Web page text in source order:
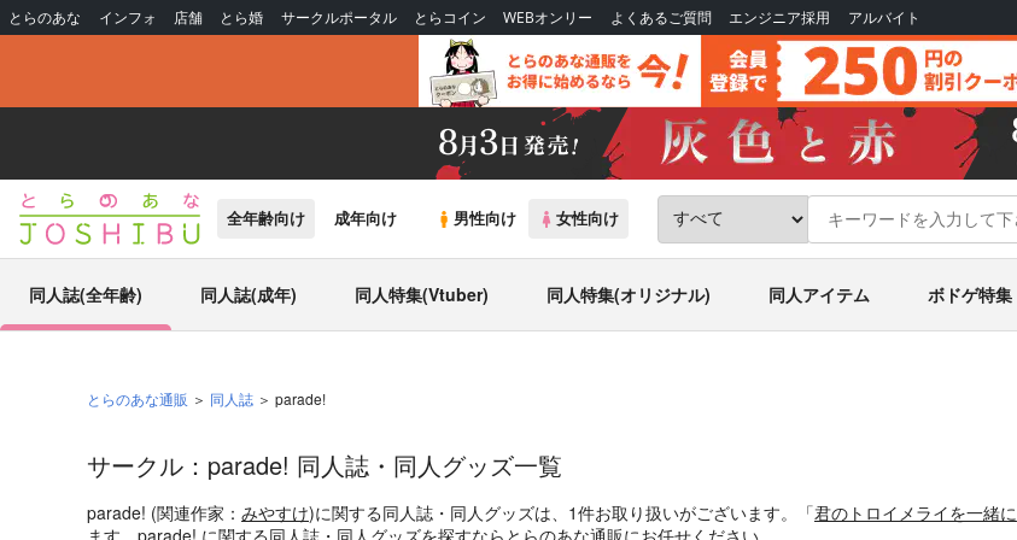
とらのあな インフォ 店舗 とら婚 サークルポータル とらコイン WEBオンリー よくあるご質問 エンジニア採用 アルバイト
全年齢向け 成年向け 男性向け 女性向け
同人誌(全年齢) 同人誌(成年) 同人特集(Vtuber) 同人特集(オリジナル) 同人アイテム ボドゲ特集
とらのあな通販 同人誌 parade!
サークル：parade! 同人誌・同人グッズ一覧
parade! (関連作家： みやすけ)に関する同人誌・同人グッズは、1件お取り扱いがございます。「君のトロイメライを一緒に
ます。parade! に関する同人誌・同人グッズを探すならとらのあな通販にお任せください。